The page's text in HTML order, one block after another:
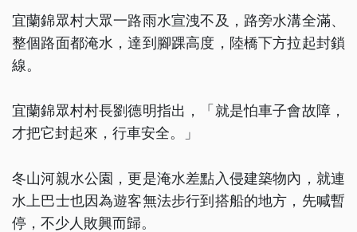
宜蘭錦眾村大眾一路雨水宣洩不及，路旁水溝全滿、
整個路面都淹水，達到腳踝高度，陸橋下方拉起封鎖
線。
宜蘭錦眾村村長劉德明指出，「就是怕車子會故障，
才把它封起來，行車安全。」
冬山河親水公園，更是淹水差點入侵建築物內，就連
水上巴士也因為遊客無法步行到搭船的地方，先喊暫
停，不少人敗興而歸。